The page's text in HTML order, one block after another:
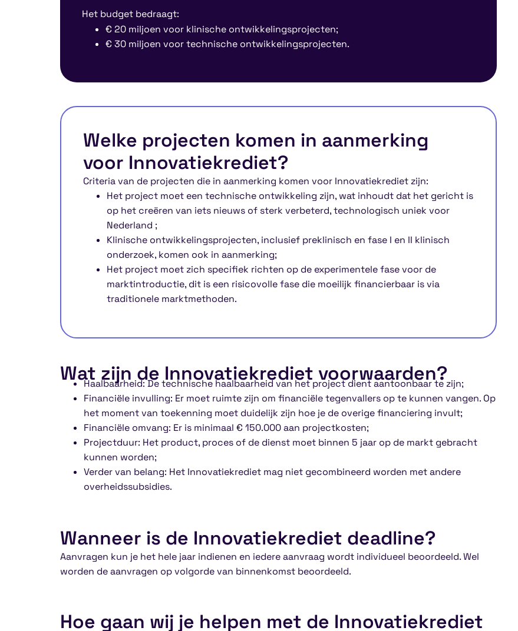
Het budget bedraagt:
€ 20 miljoen voor klinische ontwikkelingsprojecten;
€ 30 miljoen voor technische ontwikkelingsprojecten.
Welke projecten komen in aanmerking
voor Innovatiekrediet?
Criteria van de projecten die in aanmerking komen voor Innovatiekrediet zijn:
Het project moet een technische ontwikkeling zijn, wat inhoudt dat het gericht is
op het creëren van iets nieuws of sterk verbeterd, technologisch uniek voor
Nederland ;
Klinische ontwikkelingsprojecten, inclusief preklinisch en fase I en II klinisch
onderzoek, komen ook in aanmerking;
Het project moet zich specifiek richten op de experimentele fase voor de
marktintroductie, dit is een risicovolle fase die moeilijk financierbaar is via
traditionele marktmethoden.
Wat zijn de Innovatiekrediet voorwaarden?
Haalbaarheid: De technische haalbaarheid van het project dient aantoonbaar te zijn;
Financiële invulling: Er moet ruimte zijn om financiële tegenvallers op te kunnen vangen. Op
het moment van toekenning moet duidelijk zijn hoe je de overige financiering invult;
Financiële omvang: Er is minimaal € 150.000 aan projectkosten;
Projectduur: Het product, proces of de dienst moet binnen 5 jaar op de markt gebracht
kunnen worden;
Verder van belang: Het Innovatiekrediet mag niet gecombineerd worden met andere
overheidssubsidies.
Wanneer is de Innovatiekrediet deadline?
Aanvragen kun je het hele jaar indienen en iedere aanvraag wordt individueel beoordeeld. Wel
worden de aanvragen op volgorde van binnenkomst beoordeeld.
Hoe gaan wij je helpen met de Innovatiekrediet